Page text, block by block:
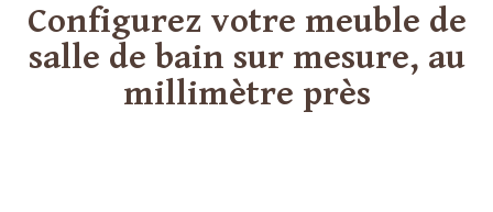
Configurez votre meuble de
salle de bain sur mesure, au
millimètre près